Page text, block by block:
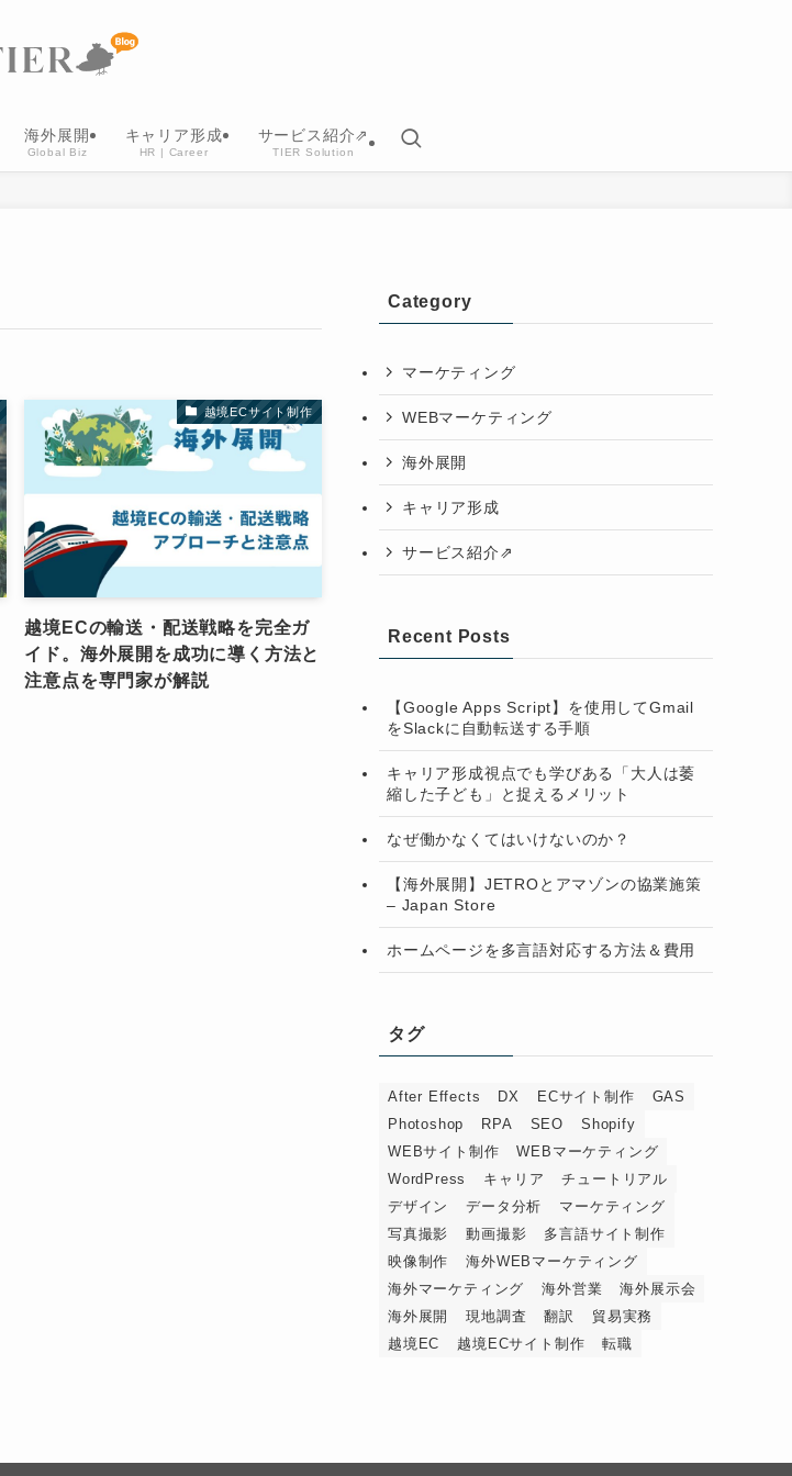
海外展開
Global Biz
キャリア形成
HR | Career
サービス紹介⇗
TIER Solution
越境ECサイト制作
越境ECの輸送・配送戦略を完全ガ
イド。海外展開を成功に導く方法と
注意点を専門家が解説
Category
マーケティング
WEBマーケティング
海外展開
キャリア形成
サービス紹介⇗
Recent Posts
【Google Apps Script】を使用してGmail
をSlackに自動転送する手順
キャリア形成視点でも学びある「大人は萎
縮した子ども」と捉えるメリット
なぜ働かなくてはいけないのか？
【海外展開】JETROとアマゾンの協業施策
– Japan Store
ホームページを多言語対応する方法＆費用
タグ
After Effects DX ECサイト制作
GAS
Photoshop
RPA SEO
Shopify
WEBサイト制作
WEBマーケティング
WordPress
キャリア
チュートリアル
デザイン
データ分析
マーケティング
写真撮影
動画撮影
多言語サイト制作
映像制作
海外WEBマーケティング
海外マーケティング
海外営業
海外展示会
海外展開
現地調査 翻訳
貿易実務
越境EC
越境ECサイト制作 転職